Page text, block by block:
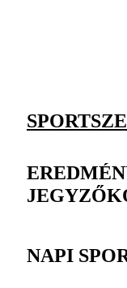
NAPI